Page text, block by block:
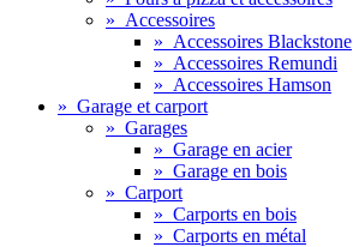
» Accessoires
» Accessoires Blackstone
» Accessoires Remundi
» Accessoires Hamson
» Garage et carport
» Garages
» Garage en acier
» Garage en bois
» Carport
» Carports en bois
» Carports en métal